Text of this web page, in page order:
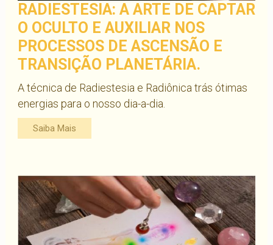
RADIESTESIA: A ARTE DE CAPTAR
O OCULTO E AUXILIAR NOS
PROCESSOS DE ASCENSÃO E
TRANSIÇÃO PLANETÁRIA.
A técnica de Radiestesia e Radiônica trás ótimas
energias para o nosso dia-a-dia.
Saiba Mais